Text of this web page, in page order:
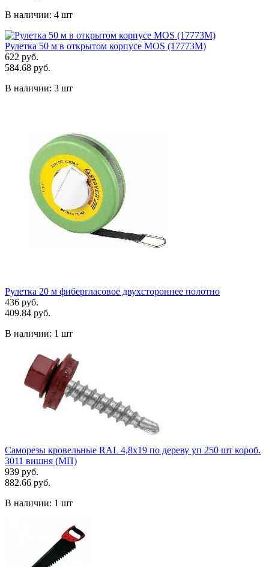
В наличии: 4 шт
Рулетка 50 м в открытом корпусе MOS (17773М)
622 руб.
584.68 руб.
В наличии: 3 шт
Рулетка 20 м фибергласовое двухстороннее полотно
436 руб.
409.84 руб.
В наличии: 1 шт
Саморезы кровельные RAL 4,8х19 по дереву уп 250 шт короб.
3011 вишня (МП)
939 руб.
882.66 руб.
В наличии: 1 шт